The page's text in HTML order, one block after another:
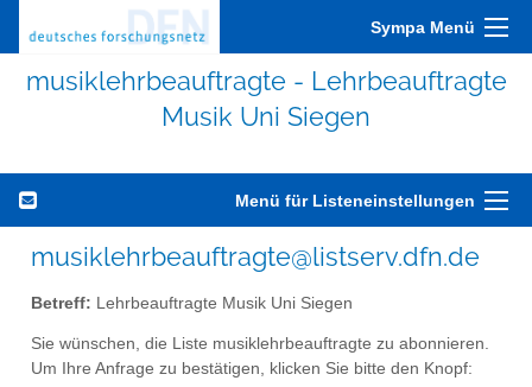
Sympa Menü
musiklehrbeauftragte - Lehrbeauftragte
Musik Uni Siegen
Menü für Listeneinstellungen
musiklehrbeauftragte@listserv.dfn.de
Betreff: Lehrbeauftragte Musik Uni Siegen
Sie wünschen, die Liste musiklehrbeauftragte zu abonnieren.
Um Ihre Anfrage zu bestätigen, klicken Sie bitte den Knopf: